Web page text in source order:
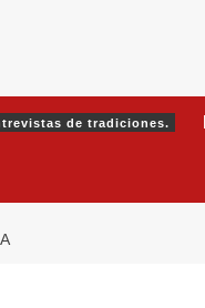
de tradiciones.